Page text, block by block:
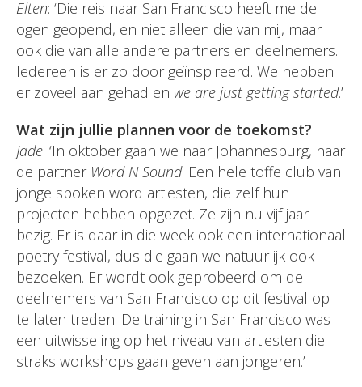
Elten: ‘Die reis naar San Francisco heeft me de
ogen geopend, en niet alleen die van mij, maar
ook die van alle andere partners en deelnemers.
Iedereen is er zo door geïnspireerd. We hebben
er zoveel aan gehad en we are just getting started.’
Wat zijn jullie plannen voor de toekomst?
Jade: ‘In oktober gaan we naar Johannesburg, naar
de partner Word N Sound. Een hele toffe club van
jonge spoken word artiesten, die zelf hun
projecten hebben opgezet. Ze zijn nu vijf jaar
bezig. Er is daar in die week ook een internationaal
poetry festival, dus die gaan we natuurlijk ook
bezoeken. Er wordt ook geprobeerd om de
deelnemers van San Francisco op dit festival op
te laten treden. De training in San Francisco was
een uitwisseling op het niveau van artiesten die
straks workshops gaan geven aan jongeren.’